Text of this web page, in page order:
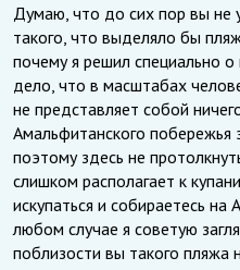
Думаю, что до сих пор вы не
такого, что выделяло бы
почему я решил специально
дело, что в масштабах
не представляет собой
Амальфитанского
поэтому здесь не
слишком располагает к
искупаться и собираетесь
любом случае я советую
поблизости вы такого пляжа